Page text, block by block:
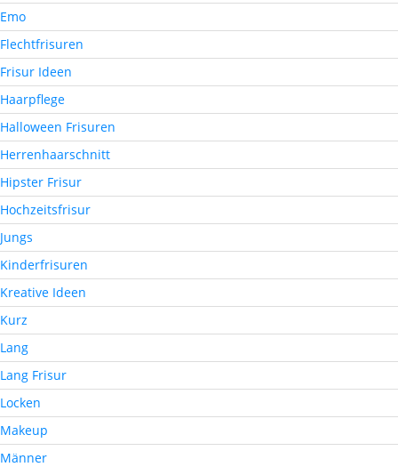
Emo
Flechtfrisuren
Frisur Ideen
Haarpflege
Halloween Frisuren
Herrenhaarschnitt
Hipster Frisur
Hochzeitsfrisur
Jungs
Kinderfrisuren
Kreative Ideen
Kurz
Lang
Lang Frisur
Locken
Makeup
Männer